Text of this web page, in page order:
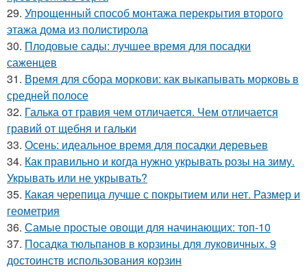
29. Упрощенный способ монтажа перекрытия второго
этажа дома из полистирола
30. Плодовые сады: лучшее время для посадки
саженцев
31. Время для сбора моркови: как выкапывать морковь в
средней полосе
32. Галька от гравия чем отличается. Чем отличается
гравий от щебня и гальки
33. Осень: идеальное время для посадки деревьев
34. Как правильно и когда нужно укрывать розы на зиму.
Укрывать или не укрывать?
35. Какая черепица лучше с покрытием или нет. Размер и
геометрия
36. Самые простые овощи для начинающих: топ-10
37. Посадка тюльпанов в корзины для луковичных. 9
достоинств использования корзин